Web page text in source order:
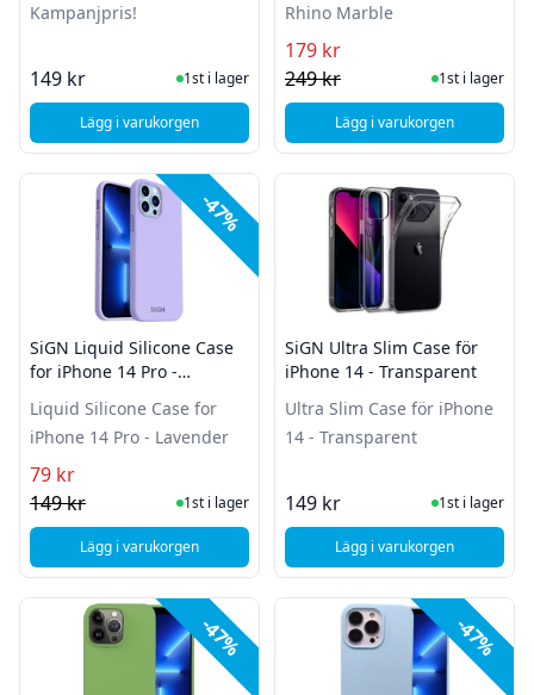
Kampanjpris!
149 kr I Lager
1st i lager
Lägg i varukorgen, Celly Plånboksfodral Konstläder Iphone XS Max -
Rhino Marble
179 kr
249 kr
I Lager
1st i lager
Lägg i varukorgen
, Gear Onsala
-47%
SiGN Liquid Silicone Case
for iPhone 14 Pro -
Liquid Silicone Case for
iPhone 14 Pro - Lavender
79 kr
149 kr
I Lager
1st i lager
Lägg i varukorgen, SiGN Liquid Silicone Case for iPhone 14 Pro - Lavender
SiGN Ultra Slim Case för
iPhone 14 - Transparent
Ultra Slim Case för iPhone
14 - Transparent
149 kr I Lager
1st i lager
Lägg i varukorgen
, SiGN Ultra Slim
-47% -47%